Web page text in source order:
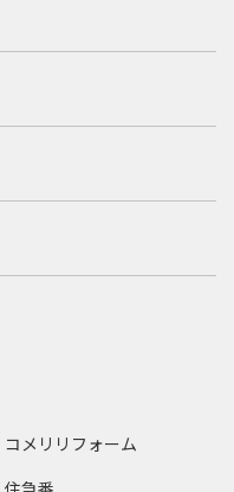
コメリリフォーム